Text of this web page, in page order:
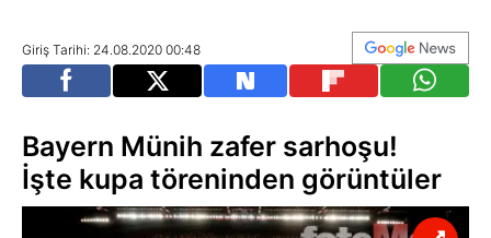
Giriş Tarihi: 24.08.2020 00:48
Bayern Münih zafer sarhoşu!
İşte kupa töreninden görüntüler